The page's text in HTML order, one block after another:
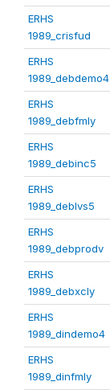
ERHS
1989_crisfud
ERHS
1989_debdemo4
ERHS
1989_debfmly
ERHS
1989_debinc5
ERHS
1989_deblvs5
ERHS
1989_debprodv
ERHS
1989_debxcly
ERHS
1989_dindemo4
ERHS
1989_dinfmly